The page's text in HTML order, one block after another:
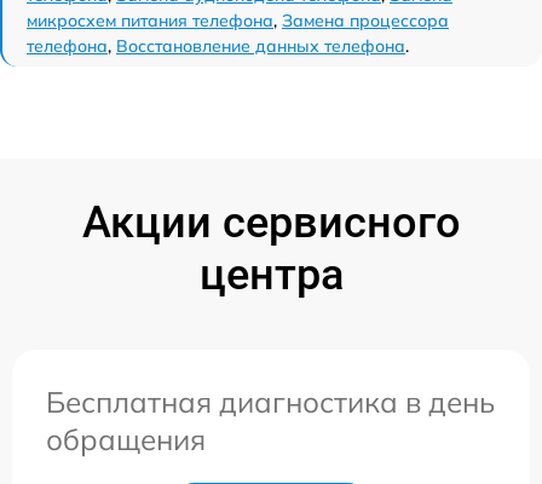
микросхем питания телефона, Замена процессора
телефона, Восстановление данных телефона.
Акции сервисного
центра
Бесплатная диагностика в день
обращения